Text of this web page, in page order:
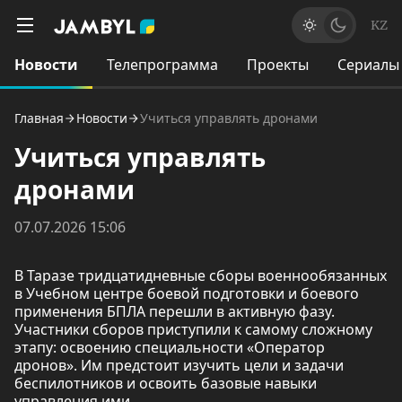
KZ
Новости Телепрограмма Проекты Сериалы
Главная Новости Учиться управлять дронами
Учиться управлять
дронами
07.07.2026 15:06
В Таразе тридцатидневные сборы военнообязанных
в Учебном центре боевой подготовки и боевого
применения БПЛА перешли в активную фазу.
Участники сборов приступили к самому сложному
этапу: освоению специальности «Оператор
дронов». Им предстоит изучить цели и задачи
беспилотников и освоить базовые навыки